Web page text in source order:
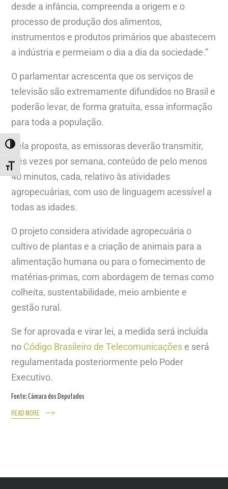
ALTERNAR ALTO CONTRASTE
ALTERNAR TAMANHO DA FONTE
desde a infância, compreenda a origem e o
processo de produção dos alimentos,
instrumentos e produtos primários que abastecem
a indústria e permeiam o dia a dia da sociedade.”
O parlamentar acrescenta que os serviços de
televisão são extremamente difundidos no Brasil e
poderão levar, de forma gratuita, essa informação
para toda a população.
Pela proposta, as emissoras deverão transmitir,
três vezes por semana, conteúdo de pelo menos
40 minutos, cada, relativo às atividades
agropecuárias, com uso de linguagem acessível a
todas as idades.
O projeto considera atividade agropecuária o
cultivo de plantas e a criação de animais para a
alimentação humana ou para o fornecimento de
matérias-primas, com abordagem de temas como
colheita, sustentabilidade, meio ambiente e
gestão rural.
Se for aprovada e virar lei, a medida será incluída
no Código Brasileiro de Telecomunicações e será
regulamentada posteriormente pelo Poder
Executivo.
Fonte: Câmara dos Deputados
READ MORE